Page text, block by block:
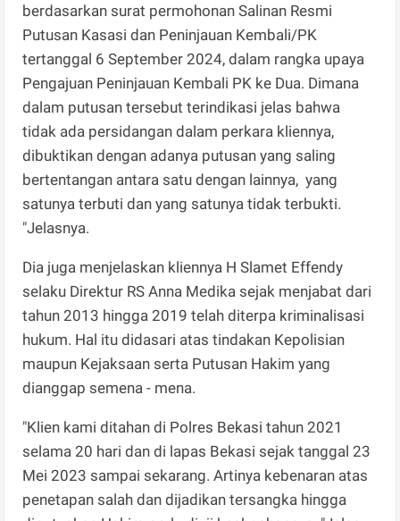
berdasarkan surat permohonan Salinan Resmi
Putusan Kasasi dan Peninjauan Kembali/PK
tertanggal 6 September 2024, dalam rangka upaya
Pengajuan Peninjauan Kembali PK ke Dua. Dimana
dalam putusan tersebut terindikasi jelas bahwa
tidak ada persidangan dalam perkara kliennya,
dibuktikan dengan adanya putusan yang saling
bertentangan antara satu dengan lainnya, yang
satunya terbuti dan yang satunya tidak terbukti.
"Jelasnya.
Dia juga menjelaskan kliennya H Slamet Effendy
selaku Direktur RS Anna Medika sejak menjabat dari
tahun 2013 hingga 2019 telah diterpa kriminalisasi
hukum. Hal itu didasari atas tindakan Kepolisian
maupun Kejaksaan serta Putusan Hakim yang
dianggap semena - mena.
"Klien kami ditahan di Polres Bekasi tahun 2021
selama 20 hari dan di lapas Bekasi sejak tanggal 23
Mei 2023 sampai sekarang. Artinya kebenaran atas
penetapan salah dan dijadikan tersangka hingga